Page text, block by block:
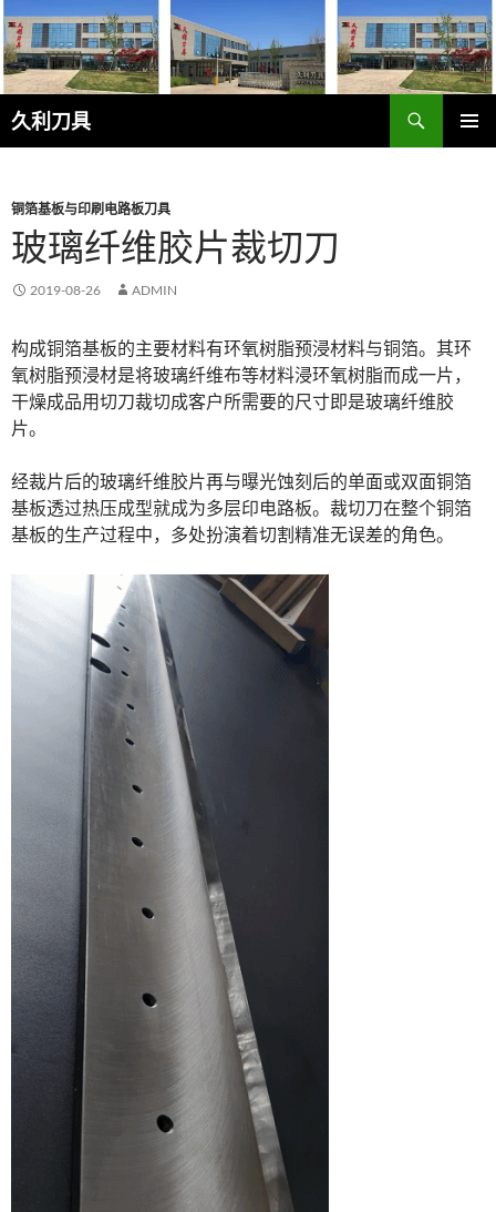
跳
至
正
文
久利刀具
搜
索
铜箔基板与印刷电路板刀具
玻璃纤维胶片裁切刀
2019-08-26 ADMIN
构成铜箔基板的主要材料有环氧树脂预浸材料与铜箔。其环
氧树脂预浸材是将玻璃纤维布等材料浸环氧树脂而成一片，
干燥成品用切刀裁切成客户所需要的尺寸即是玻璃纤维胶
片。
经裁片后的玻璃纤维胶片再与曝光蚀刻后的单面或双面铜箔
基板透过热压成型就成为多层印电路板。裁切刀在整个铜箔
基板的生产过程中，多处扮演着切割精准无误差的角色。